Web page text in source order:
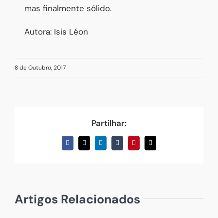
mas finalmente sólido.
Autora: Isis Léon
8 de Outubro, 2017
Partilhar:
Facebook
X LinkedInTumblrPinterestEmail
(necessário
Artigos Relacionados